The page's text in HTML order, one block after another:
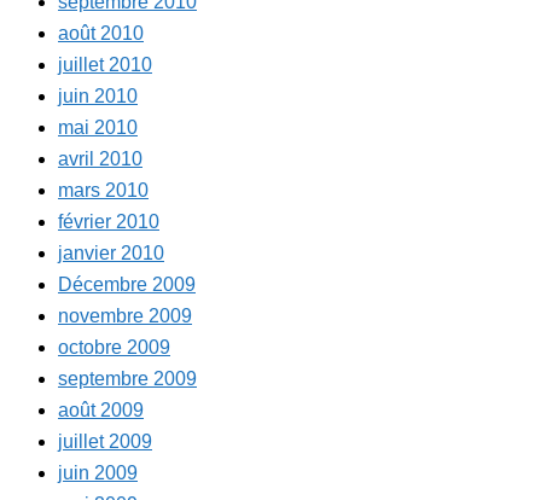
août 2010
juillet 2010
juin 2010
mai 2010
avril 2010
mars 2010
février 2010
janvier 2010
Décembre 2009
novembre 2009
octobre 2009
septembre 2009
août 2009
juillet 2009
juin 2009